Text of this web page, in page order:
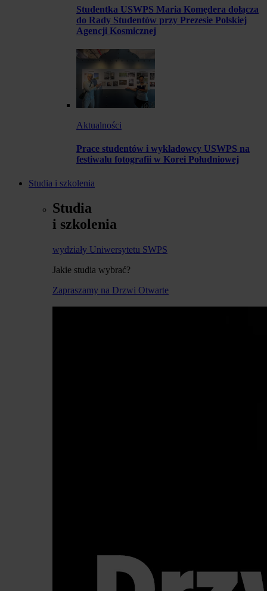
Studentka USWPS Maria Komędera dołącza
do Rady Studentów przy Prezesie Polskiej
Agencji Kosmicznej
Aktualności
Prace studentów i wykładowcy USWPS na
festiwalu fotografii w Korei Południowej
Studia i szkolenia
Studia
i szkolenia
wydziały Uniwersytetu SWPS
Jakie studia wybrać?
Zapraszamy na Drzwi Otwarte